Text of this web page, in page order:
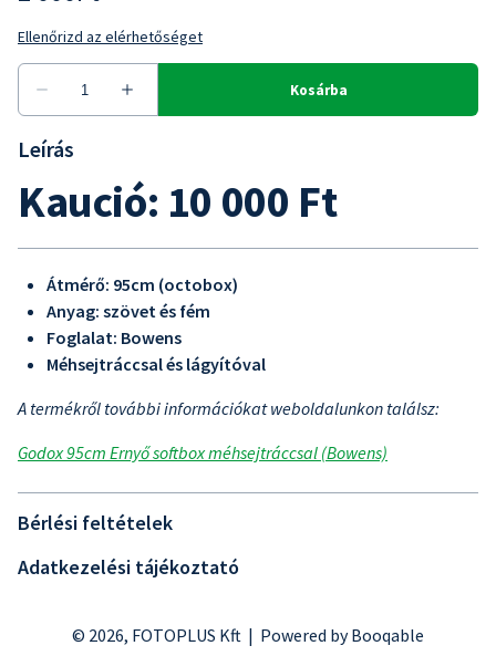
Leírás
Kaució: 10 000 Ft
Átmérő: 95cm (octobox)
Anyag: szövet és fém
Foglalat: Bowens
Méhsejtráccsal és lágyítóval
A termékről további információkat weboldalunkon találsz:
Godox 95cm Ernyő softbox méhsejtráccsal (Bowens)
Bérlési feltételek
Adatkezelési tájékoztató
© 2026, FOTOPLUS Kft | Powered by Booqable